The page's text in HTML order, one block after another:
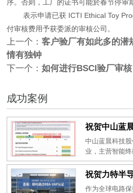
序。否则，工厂的证书可能於春节停审
表示申请已获 ICTI Ethical Toy
付审核费用予获委派的审核公司。
上一个：客户验厂有如此多的潜
情有独钟
下一个：如何进行BSCI验厂审核
成功案例
中山蓝晨科技
业，主营智能终
作为全球电路